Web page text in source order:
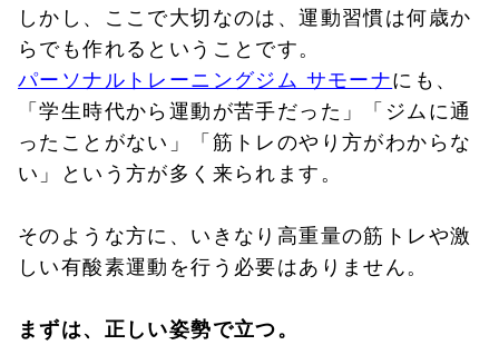
しかし、ここで大切なのは、運動習慣は何歳か
らでも作れるということです。
パーソナルトレーニングジム サモーナにも、
「学生時代から運動が苦手だった」「ジムに通
ったことがない」「筋トレのやり方がわからな
い」という方が多く来られます。
そのような方に、いきなり高重量の筋トレや激
しい有酸素運動を行う必要はありません。
まずは、正しい姿勢で立つ。